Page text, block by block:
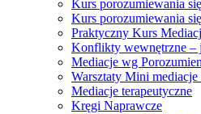
Kurs porozumiewania
Kurs porozumiewania
Praktyczny Kurs
Konflikty wewnętrzne –
Mediacje wg
Warsztaty Mini
Mediacje terapeutyczne
Kręgi Naprawcze